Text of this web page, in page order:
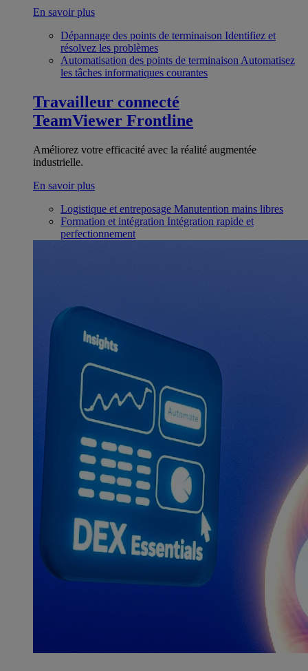
En savoir plus
Dépannage des points de terminaison Identifiez et
résolvez les problèmes
Automatisation des points de terminaison Automatisez
les tâches informatiques courantes
Travailleur connecté
TeamViewer Frontline
Améliorez votre efficacité avec la réalité augmentée
industrielle.
En savoir plus
Logistique et entreposage Manutention mains libres
Formation et intégration Intégration rapide et
perfectionnement